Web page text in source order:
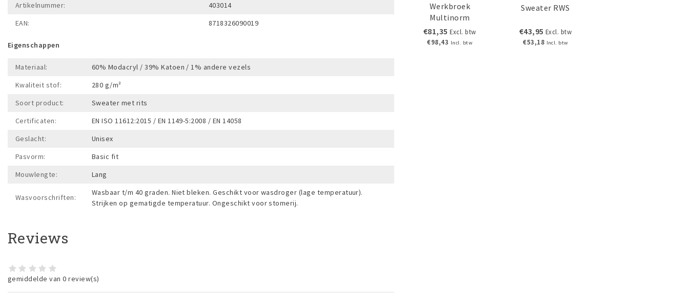
Artikelnummer:
403014
EAN:
8718326090019
Eigenschappen
Materiaal:
60% Modacryl / 39% Katoen / 1% andere vezels
Kwaliteit stof:
280 g/m²
Soort product:
Sweater met rits
Certificaten:
EN ISO 11612:2015 / EN 1149-5:2008 / EN 14058
Geslacht:
Unisex
Pasvorm:
Basic fit
Mouwlengte:
Lang
Wasvoorschriften:
Wasbaar t/m 40 graden. Niet bleken. Geschikt voor wasdroger (lage temperatuur).
Strijken op gematigde temperatuur. Ongeschikt voor stomerij.
Reviews
gemiddelde van 0 review(s)
Werkbroek
Multinorm
€81,35 Excl. btw
€98,43 Incl. btw
Sweater RWS
€43,95 Excl. btw
€53,18 Incl. btw